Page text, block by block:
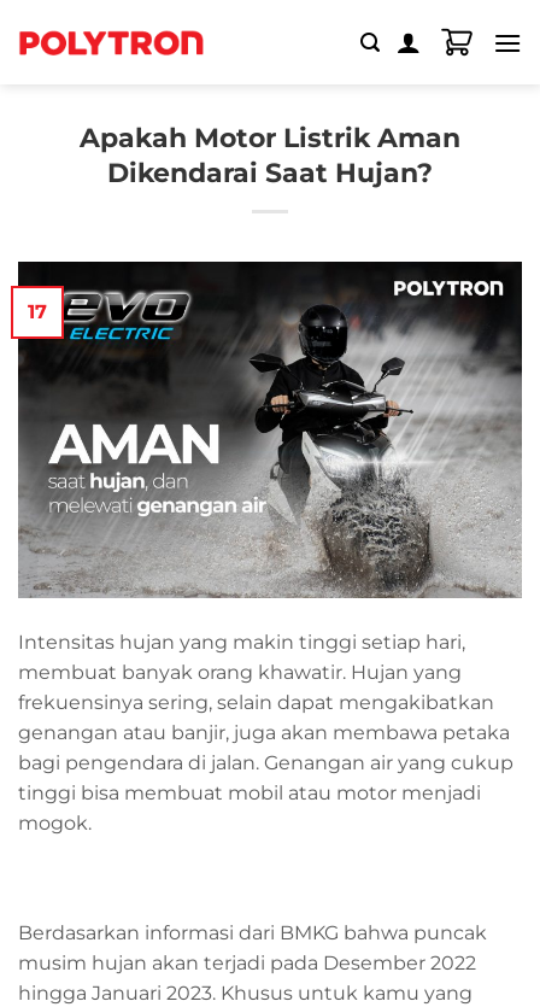
Apakah Motor Listrik Aman
Dikendarai Saat Hujan?
17
Intensitas hujan yang makin tinggi setiap hari,
membuat banyak orang khawatir. Hujan yang
frekuensinya sering, selain dapat mengakibatkan
genangan atau banjir, juga akan membawa petaka
bagi pengendara di jalan. Genangan air yang cukup
tinggi bisa membuat mobil atau motor menjadi
mogok.
Berdasarkan informasi dari BMKG bahwa puncak
musim hujan akan terjadi pada Desember 2022
hingga Januari 2023. Khusus untuk kamu yang